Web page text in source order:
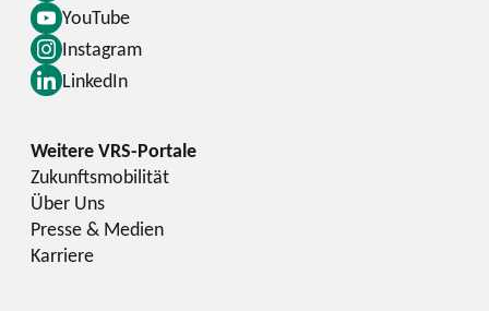
YouTube
Instagram
LinkedIn
Zukunftsmobilität
Über Uns
Presse & Medien
Karriere